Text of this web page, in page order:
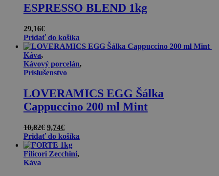
ESPRESSO BLEND 1kg
29,16€
Pridať do košíka
Káva,
Kávový porcelán,
Príslušenstvo
LOVERAMICS EGG Šálka
Cappuccino 200 ml Mint
10,82€ Pôvodná
cena
bola:
10,82€.
9,74€Aktuálna
cena
je:
9,74€.
Pridať do košíka
Filicori Zecchini,
Káva